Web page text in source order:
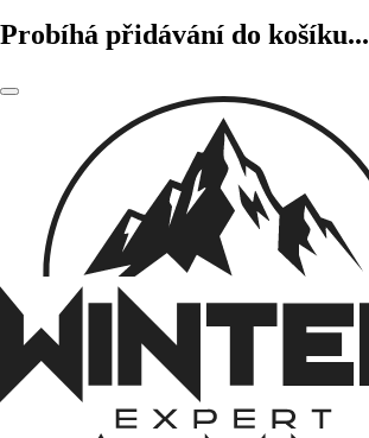
Probíhá přidávání do košíku...